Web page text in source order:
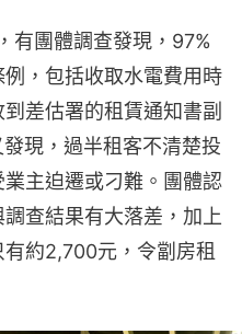
有團體調查發現，97%
，包括收取水電費用時
差估署的租賃通知書副
現，過半租客不清楚投
主迫遷或刁難。團體認
查結果有大落差，加上
約2,700元，令劏房租